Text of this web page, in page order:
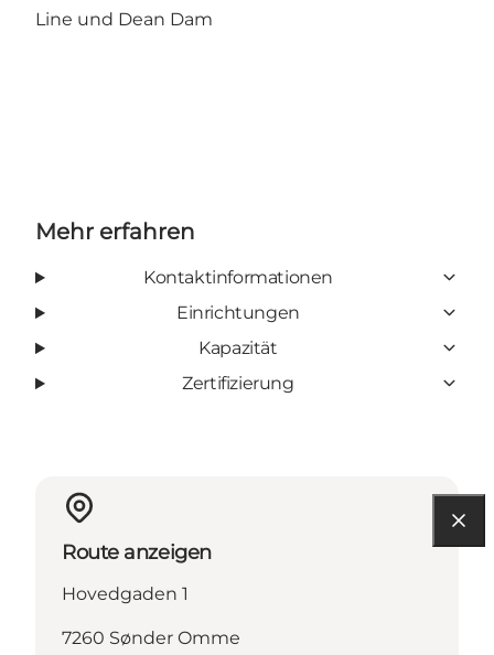
Line und Dean Dam
Mehr erfahren
Kontaktinformationen
Einrichtungen
Kapazität
Zertifizierung
Route anzeigen
Hovedgaden 1
7260 Sønder Omme